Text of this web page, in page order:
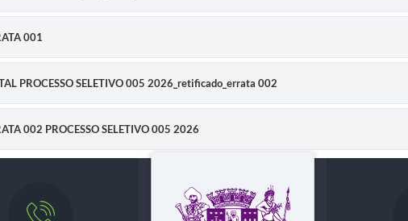
001
PROCESSO SELETIVO 005 2026_retificado_errata 002
002 PROCESSO SELETIVO 005 2026